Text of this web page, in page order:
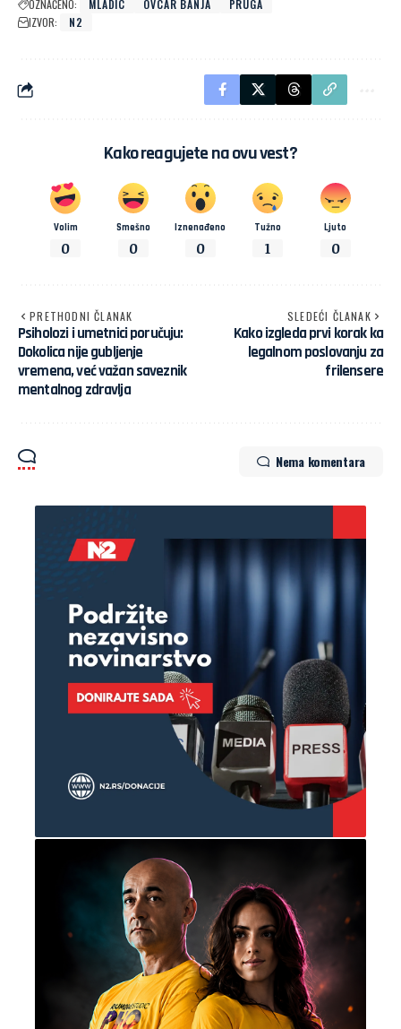
OZNAČENO: MLADIC OVCAR BANJA
PRUGA
IZVOR:
N2
Kako reagujete na ovu vest?
Volim
0
Smešno
0
Iznenađeno
0
Tužno
1
Ljuto
0
PRETHODNI ČLANAK
Psiholozi i umetnici poručuju:
Dokolica nije gubljenje
vremena, već važan saveznik
mentalnog zdravlja
SLEDEĆI ČLANAK
Kako izgleda prvi korak ka
legalnom poslovanju za
frilensere
Nema komentara